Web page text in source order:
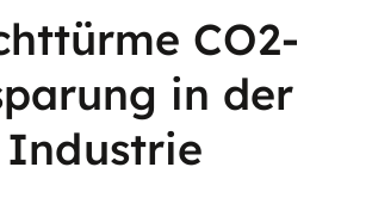
CO2-
in der
Industrie